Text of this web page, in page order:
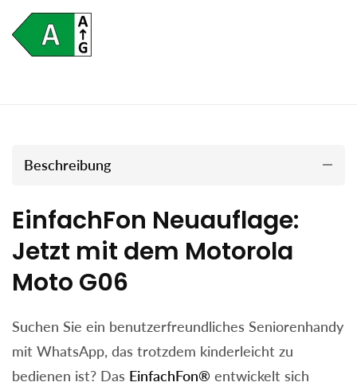
Beschreibung
EinfachFon Neuauflage:
Jetzt mit dem Motorola
Moto G06
Suchen Sie ein benutzerfreundliches Seniorenhandy
mit WhatsApp, das trotzdem kinderleicht zu
bedienen ist? Das EinfachFon® entwickelt sich